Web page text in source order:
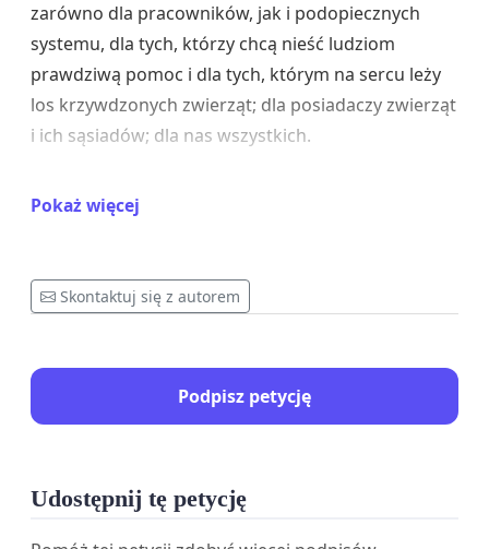
zarówno dla pracowników, jak i podopiecznych
systemu, dla tych, którzy chcą nieść ludziom
prawdziwą pomoc i dla tych, którym na sercu leży
los krzywdzonych zwierząt; dla posiadaczy zwierząt
i ich sąsiadów; dla nas wszystkich.
Do Prezesa Rady Ministrów
pieczy zastępczej w Rządzie Rzeczypospolitej
Polskiej
Warszawa
Pokaż więcej
Skontaktuj się z autorem
Podpisz petycję
Udostępnij tę petycję